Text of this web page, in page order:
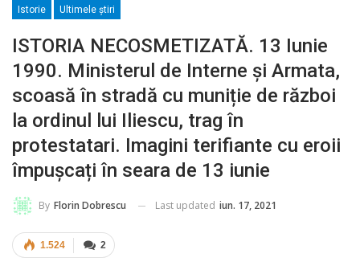
Istorie Ultimele ştiri
ISTORIA NECOSMETIZATĂ. 13 Iunie
1990. Ministerul de Interne și Armata,
scoasă în stradă cu muniție de război
la ordinul lui Iliescu, trag în
protestatari. Imagini terifiante cu eroii
împușcați în seara de 13 iunie
By Florin Dobrescu Last updated iun. 17, 2021
2
1.524